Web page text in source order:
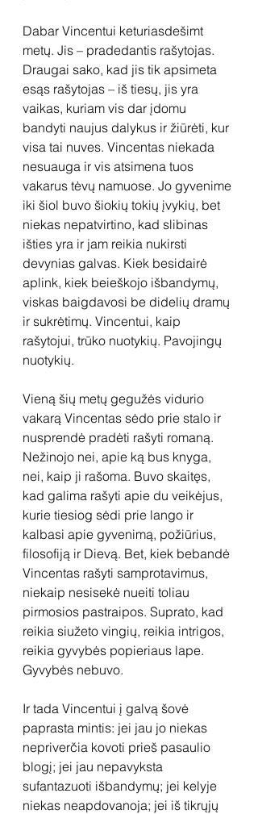
Dabar Vincentui keturiasdešimt
metų. Jis – pradedantis rašytojas.
Draugai sako, kad jis tik apsimeta
esąs rašytojas – iš tiesų, jis yra
vaikas, kuriam vis dar įdomu
bandyti naujus dalykus ir žiūrėti, kur
visa tai nuves. Vincentas niekada
nesuauga ir vis atsimena tuos
vakarus tėvų namuose. Jo gyvenime
iki šiol buvo šiokių tokių įvykių, bet
niekas nepatvirtino, kad slibinas
išties yra ir jam reikia nukirsti
devynias galvas. Kiek besidairė
aplink, kiek beieškojo išbandymų,
viskas baigdavosi be didelių dramų
ir sukrėtimų. Vincentui, kaip
rašytojui, trūko nuotykių. Pavojingų
nuotykių.
Vieną šių metų gegužės vidurio
vakarą Vincentas sėdo prie stalo ir
nusprendė pradėti rašyti romaną.
Nežinojo nei, apie ką bus knyga,
nei, kaip ji rašoma. Buvo skaitęs,
kad galima rašyti apie du veikėjus,
kurie tiesiog sėdi prie lango ir
kalbasi apie gyvenimą, požiūrius,
filosofiją ir Dievą. Bet, kiek bebandė
Vincentas rašyti samprotavimus,
niekaip nesisekė nueiti toliau
pirmosios pastraipos. Suprato, kad
reikia siužeto vingių, reikia intrigos,
reikia gyvybės popieriaus lape.
Gyvybės nebuvo.
Ir tada Vincentui į galvą šovė
paprasta mintis: jei jau jo niekas
nepriverčia kovoti prieš pasaulio
blogį; jei jau nepavyksta
sufantazuoti išbandymų; jei kelyje
niekas neapdovanoja; jei iš tikrųjų